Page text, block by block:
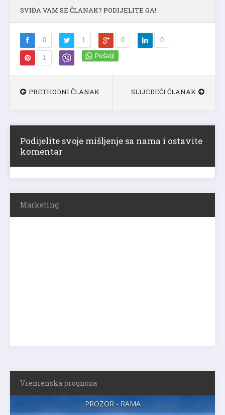
SVIĐA VAM SE ČLANAK? PODIJELITE GA!
0 1 0 0
1
PRETHODNI ČLANAK SLIJEDEĆI ČLANAK
Podijelite svoje mišljenje sa nama i ostavite
komentar
Marketing
Vremenska prognoza
PROZOR - RAMA